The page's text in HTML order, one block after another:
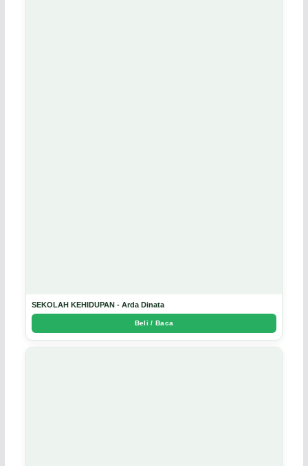
SEKOLAH KEHIDUPAN - Arda Dinata
Beli / Baca